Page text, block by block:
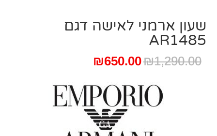
שעון ארמני לאישה דגם
AR1485
₪1,290.00
המחיר
היה:
₪1,290.00.
₪650.00
הוא:
₪650.00.